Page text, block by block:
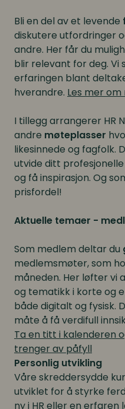
Bli en del av et levende
diskutere utfordringer
andre. Her får du
blir relevant for deg. Vi
erfaringen blant
hverandre. Les mer
I tillegg arrangerer HR
andre møteplasser
likesinnede og fagfolk.
utvide ditt
og få inspirasjon. Og
prisfordel!
Aktuelle temaer -
Som medlem deltar du
medlemsmøter, som
måneden. Her løfter vi
og tematikk i korte og
både digitalt og fysisk.
måte å få verdifull
Ta en titt i kalenderen
trenger av påfyll
Personlig utvikling
Våre skreddersydde
utviklet for å styrke
ny i HR eller en erfaren